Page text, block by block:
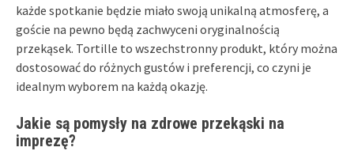
każde spotkanie będzie miało swoją unikalną atmosferę, a
goście na pewno będą zachwyceni oryginalnością
przekąsek. Tortille to wszechstronny produkt, który można
dostosować do różnych gustów i preferencji, co czyni je
idealnym wyborem na każdą okazję.
Jakie są pomysły na zdrowe przekąski na
imprezę?